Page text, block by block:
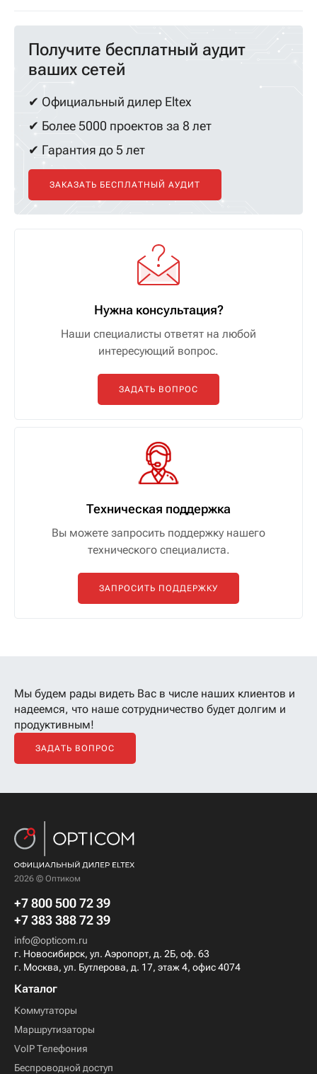
Получите бесплатный аудит
ваших сетей
✔ Официальный дилер Eltex
✔ Более 5000 проектов за 8 лет
✔ Гарантия до 5 лет
ЗАКАЗАТЬ БЕСПЛАТНЫЙ АУДИТ
Нужна консультация?
Наши специалисты ответят на любой
интересующий вопрос.
ЗАДАТЬ ВОПРОС
Техническая поддержка
Вы можете запросить поддержку нашего
технического специалиста.
ЗАПРОСИТЬ ПОДДЕРЖКУ
Мы будем рады видеть Вас в числе наших клиентов и
надеемся, что наше сотрудничество будет долгим и
продуктивным!
ЗАДАТЬ ВОПРОС
2026 © Оптиком
+7 800 500 72 39
+7 383 388 72 39
info@opticom.ru
г. Новосибирск, ул. Аэропорт, д. 2Б, оф. 63
г. Москва, ул. Бутлерова, д. 17, этаж 4, офис 4074
Каталог
Коммутаторы
Маршрутизаторы
VoIP Телефония
Беспроводной доступ